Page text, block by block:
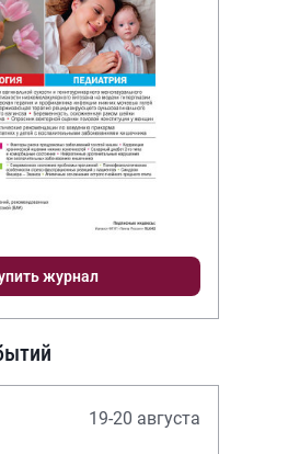
журнал
19-20 августа